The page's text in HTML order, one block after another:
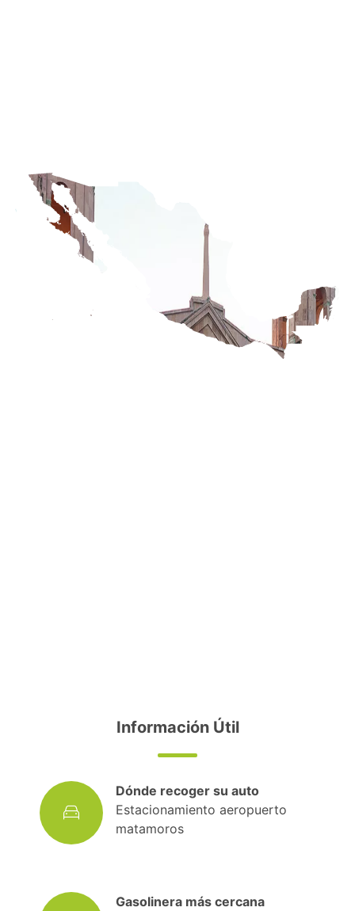
Información Útil
Dónde recoger su auto
Estacionamiento aeropuerto
matamoros
Gasolinera más cercana